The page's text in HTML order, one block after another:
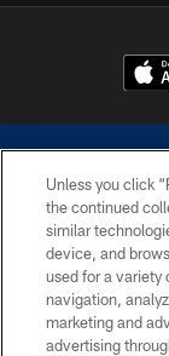
©2026 Dallas
without
Cheerleaders will
Unless you click
the continued
similar
device, and
used for a variety
navigation,
marketing and
advertising